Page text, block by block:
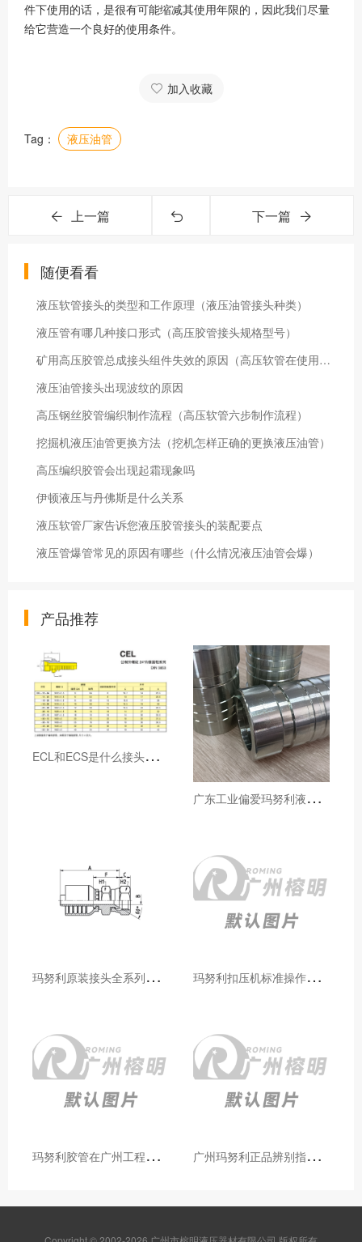
件下使用的话，是很有可能缩减其使用年限的，因此我们尽量
给它营造一个良好的使用条件。
加入收藏
Tag： 液压油管
上一篇 下一篇
随便看看
液压软管接头的类型和工作原理（液压油管接头种类）
液压管有哪几种接口形式（高压胶管接头规格型号）
矿用高压胶管总成接头组件失效的原因（高压软管在使用出现的问题）
液压油管接头出现波纹的原因
高压钢丝胶管编织制作流程（高压软管六步制作流程）
挖掘机液压油管更换方法（挖机怎样正确的更换液压油管）
高压编织胶管会出现起霜现象吗
伊顿液压与丹佛斯是什么关系
液压软管厂家告诉您液压胶管接头的装配要点
液压管爆管常见的原因有哪些（什么情况液压油管会爆）
产品推荐
E
CL和ECS是什么接头，用于什么胶管或管件
广
东工业偏爱玛努利液压产品的五大原因（代理深度分析）
玛
努利原装接头全系列型号解析：广州客户选型必备指南 玛
努利扣压机标准操作流程：广州代理手把手教学（新手也能学会）
玛
努利胶管在广州工程机械领域的应用案例与效果分析 广
州玛努利正品辨别指南：如何区分原装 Manuli 胶管 / 接头 / 扣压机（代理专业版）